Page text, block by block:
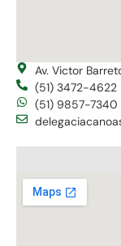
Av. Victor
(51) 3472-4622
(51) 9857-7340